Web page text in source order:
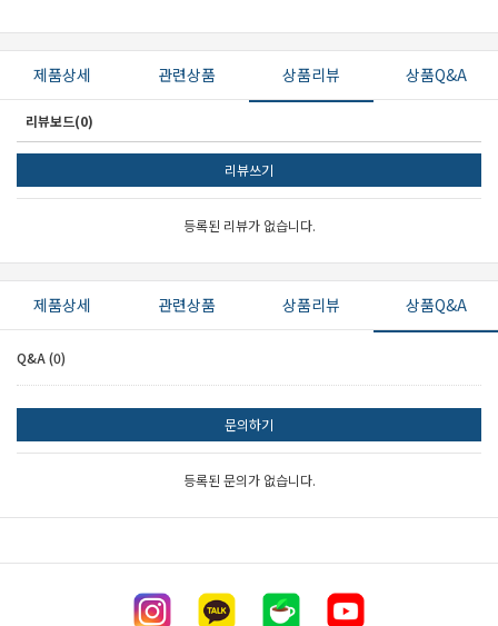
제품상세 관련상품 상품리뷰 상품Q&A
리뷰보드(0)
리뷰쓰기
등록된 리뷰가 없습니다.
제품상세 관련상품 상품리뷰 상품Q&A
Q&A (0)
문의하기
등록된 문의가 없습니다.